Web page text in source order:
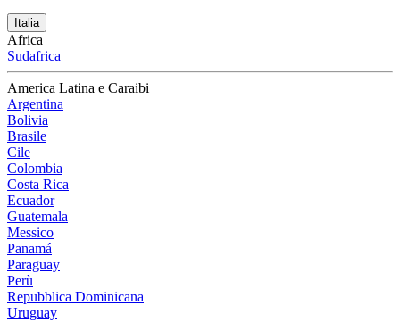
Italia
Africa
Sudafrica
America Latina e Caraibi
Argentina
Bolivia
Brasile
Cile
Colombia
Costa Rica
Ecuador
Guatemala
Messico
Panamá
Paraguay
Perù
Repubblica Dominicana
Uruguay